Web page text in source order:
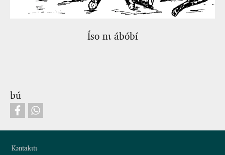
Íso nɩ ábóbí
bú
Kɔntakɩtɩ